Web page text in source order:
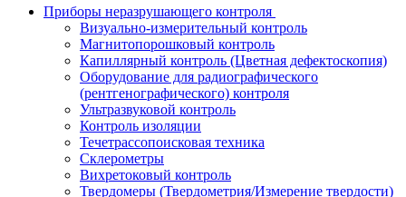
Приборы неразрушающего контроля
Визуально-измерительный контроль
Магнитопорошковый контроль
Капиллярный контроль (Цветная дефектоскопия)
Оборудование для радиографического
(рентгенографического) контроля
Ультразвуковой контроль
Контроль изоляции
Течетрассопоисковая техника
Склерометры
Вихретоковый контроль
Твердомеры (Твердометрия/Измерение твердости)